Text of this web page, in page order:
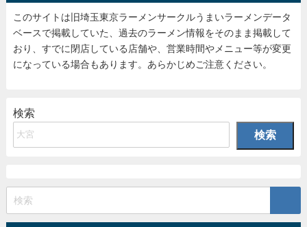
このサイトは旧埼玉東京ラーメンサークルうまいラーメンデータ
ベースで掲載していた、過去のラーメン情報をそのまま掲載して
おり、すでに閉店している店舗や、営業時間やメニュー等が変更
になっている場合もあります。あらかじめご注意ください。
検索
検索